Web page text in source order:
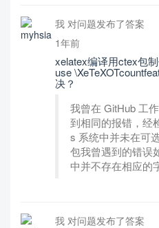
我 对问题发布了答案
1年前
xelatex编译用ctex包
use
决？
我曾在 GitHub 工
到相同的报错，经
s 系统中并未在可
包我曾遇到的错误
中并不存在相应的
我 对问题发布了答案